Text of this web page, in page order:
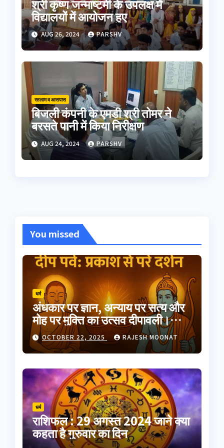
श्री कृष्ण जन्माष्टमी के उपलक्ष में
विद्यालयों में आयोजन हुए
AUG 26, 2024 PARSHV
रतलाम व आसपास
बिजली कंपनी के एमडी श्री तोमर ने
बरसते पानी में किया निरीक्षण
AUG 24, 2024 PARSHV
You missed
धर्म
अंधकार पर ज्ञान, अन्याय पर सत्य और
मोह पर मुक्ति का उत्सव दीपावली।
भारतीय परंपरा का यह त्योहार
आत्मप्रकाश का प्रतीक है
OCTOBER 22, 2025 RAJESH MOONAT
धर्म
राशिफल : 29 अगस्त 2024 जाने क्या
कहता है गुरुवार का दिन